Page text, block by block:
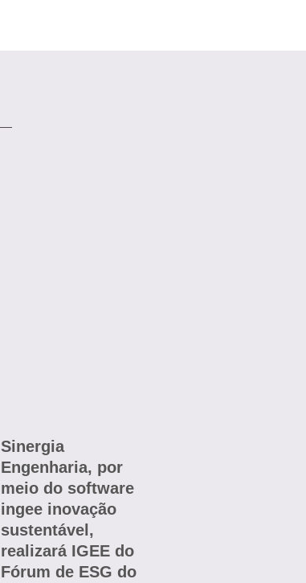
Sinergia
Engenharia, por
meio do software
ingee inovação
sustentável,
realizará IGEE do
Fórum de ESG do